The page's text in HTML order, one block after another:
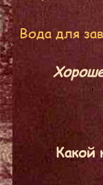
Вода для
Какой